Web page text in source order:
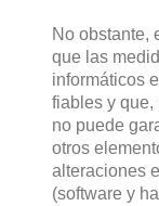
No obstante,
que las
informáticos
fiables y que,
no puede
otros
alteraciones
(software y